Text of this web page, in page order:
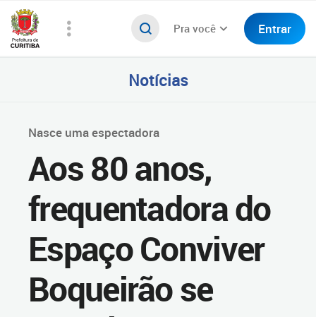
Pra você Entrar
Notícias
Nasce uma espectadora
Aos 80 anos,
frequentadora do
Espaço Conviver
Boqueirão se